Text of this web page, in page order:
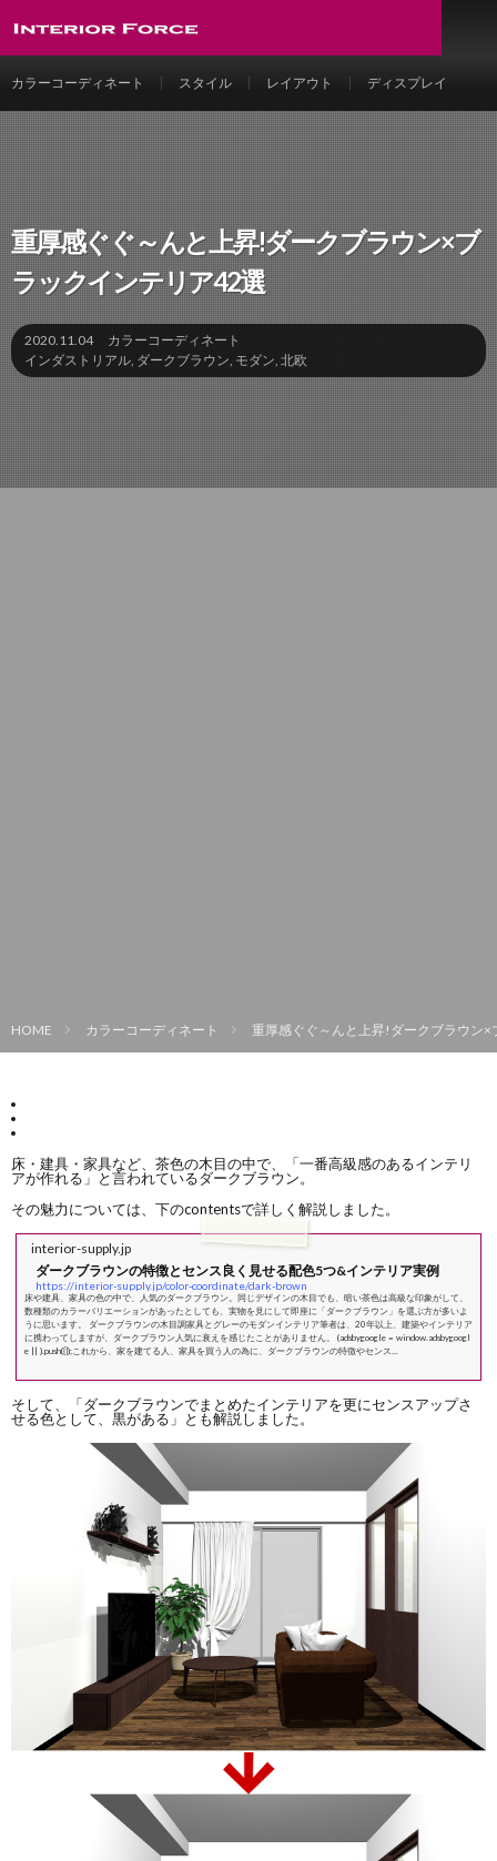
カラーコーディネート スタイル レイアウト ディスプレイ
重厚感ぐぐ～んと上昇!ダークブラウン×ブ
ラックインテリア42選
2020.11.04
カラーコーディネート
インダストリアル, ダークブラウン, モダン, 北欧
HOME カラーコーディネート 重厚感ぐぐ～んと上昇!ダークブラウン×
床・建具・家具など、茶色の木目の中で、「一番高級感のあるインテリ
アが作れる」と言われているダークブラウン。
その魅力については、下のcontentsで詳しく解説しました。
interior-supply.jp
ダークブラウンの特徴とセンス良く見せる配色5つ&インテリア実例
https://interior-supply.jp/color-coordinate/dark-brown
床や建具、家具の色の中で、人気のダークブラウン。同じデザインの木目でも、暗い茶色は高級な印象がして、
数種類のカラーバリエーションがあったとしても、実物を見にして即座に「ダークブラウン」を選ぶ方が多いよ
うに思います。 ダークブラウンの木目調家具とグレーのモダンインテリア筆者は、20年以上、建築やインテリア
に携わってしますが、ダークブラウン人気に衰えを感じたことがありません。 (adsbygoogle = window.adsbygoogl
e || ).push({});これから、家を建てる人、家具を買う人の為に、ダークブラウンの特徴やセンス...
そして、「ダークブラウンでまとめたインテリアを更にセンスアップさ
せる色として、黒がある」とも解説しました。